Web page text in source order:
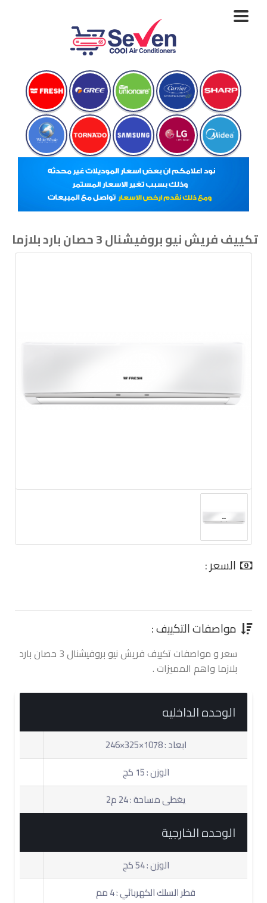
Toggle
تكييف فريش نيو بروفيشنال 3 حصان بارد بلازما
السعر :
مواصفات التكييف :
سعر و مواصفات تكييف فريش نيو بروفيشنال 3 حصان بارد
بلازما واهم المميزات .
الوحده الداخليه
ابعاد : 1078×325×246
الوزن : 15 كج
يغطى مساحة : 24 م2
الوحده الخارجية
الوزن : 54 كج
قطر السلك الكهربائي : 4 مم